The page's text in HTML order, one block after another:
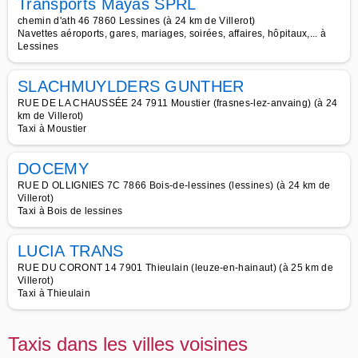
Transports Mayas SPRL
chemin d'ath 46 7860 Lessines (à 24 km de Villerot)
Navettes aéroports, gares, mariages, soirées, affaires, hôpitaux,... à
Lessines
SLACHMUYLDERS GUNTHER
RUE DE LA CHAUSSÉE 24 7911 Moustier (frasnes-lez-anvaing) (à 24
km de Villerot)
Taxi à Moustier
DOCEMY
RUE D OLLIGNIES 7C 7866 Bois-de-lessines (lessines) (à 24 km de
Villerot)
Taxi à Bois de lessines
LUCIA TRANS
RUE DU CORONT 14 7901 Thieulain (leuze-en-hainaut) (à 25 km de
Villerot)
Taxi à Thieulain
Taxis dans les villes voisines